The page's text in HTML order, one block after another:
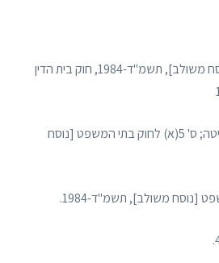
21 חוק בתי המשפט [נוסח משולב], תשמ"ד-1984, חוק בית הדין
23 ס' 5 לחוק יסוד: השפיטה; ס' 5(א) לחוק בתי המשפט [נוסח